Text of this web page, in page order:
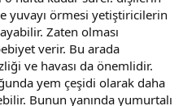
yuvayı örmesi yetiştiricilerin
Zaten olması
verir. Bu arada
ve havası da önemlidir.
yem çeşidi olarak daha
Bunun yanında yumurtalı